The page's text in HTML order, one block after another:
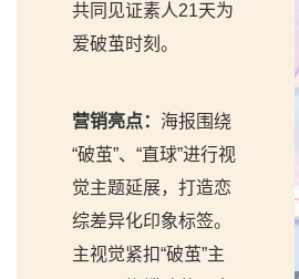
共同见证素人21天为
爱破茧时刻。
营销亮点： 海报围绕
“破茧”、“直球”进行视
觉主题延展，打造恋
综差异化印象标签。
主视觉紧扣“破茧”主